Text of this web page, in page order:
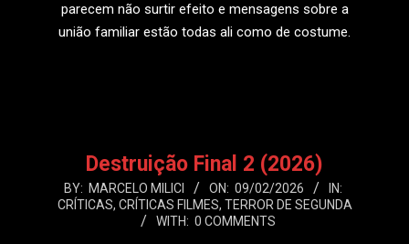
parecem não surtir efeito e mensagens sobre a
união familiar estão todas ali como de costume.
Destruição Final 2 (2026)
2026-
02-
BY: MARCELO MILICI ON: 09/02/2026
IN:
CRÍTICAS, CRÍTICAS FILMES, TERROR DE SEGUNDA
WITH: 0 COMMENTS